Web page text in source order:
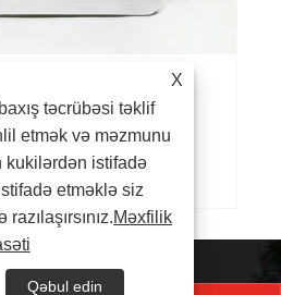
niyə üstünlük
X
təcrübəsi təklif
etmək və məzmunu
kukilərdən istifadə
etməklə siz
Məxfilik
Qəbul edin